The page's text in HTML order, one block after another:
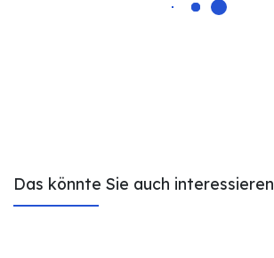
Das könnte Sie auch interessieren